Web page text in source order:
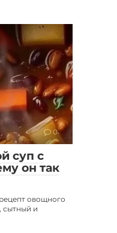
0
суп с
он так
овощного
сытный и